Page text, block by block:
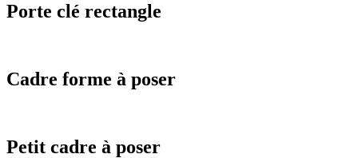
Porte clé rectangle
Cadre forme à poser
Petit cadre à poser